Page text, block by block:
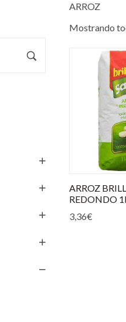
ARROZ
Mostrando
ARROZ
REDONDO
3,36€